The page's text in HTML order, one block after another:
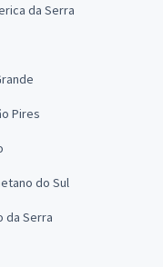
da Serra
Pires
do Sul
da Serra